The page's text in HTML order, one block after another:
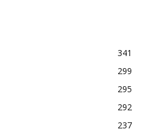
341
299
295
292
237